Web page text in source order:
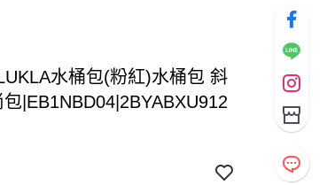
水桶包(粉紅)水桶包 斜
|EB1NBD04|2BYABXU912